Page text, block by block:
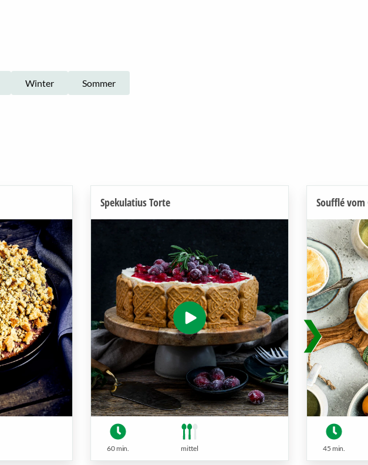
Winter Sommer
Spekulatius Torte
60 min. mittel
Soufflé vom
45 min.